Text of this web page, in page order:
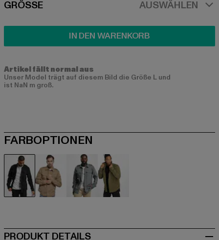
SIZE
GRÖSSE AUSWÄHLEN
IN DEN WARENKORB
Artikel fällt normal aus
Unser Model trägt auf diesem Bild die Größe L und
ist NaN m groß.
FARBOPTIONEN
PRODUKT DETAILS